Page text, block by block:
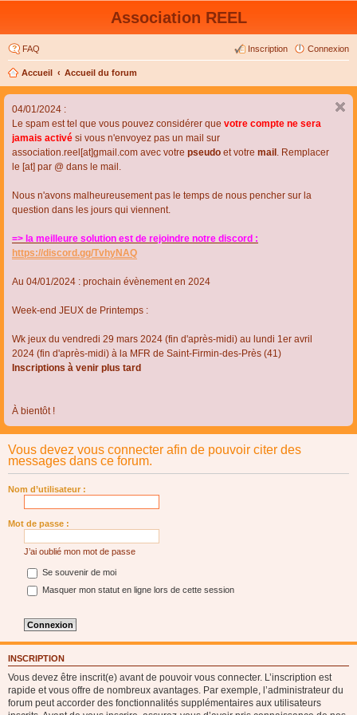
Association REEL
FAQ Connexion
Inscription
Accueil Accueil du forum
04/01/2024 :
Le spam est tel que vous pouvez considérer que votre compte ne sera
jamais activé si vous n'envoyez pas un mail sur
association.reel[at]gmail.com avec votre pseudo et votre mail . Remplacer
le [at] par @ dans le mail.
Nous n'avons malheureusement pas le temps de nous pencher sur la
question dans les jours qui viennent.
=> la meilleure solution est de rejoindre notre discord :
https://discord.gg/TvhyNAQ
Au 04/01/2024 : prochain évènement en 2024
Week-end JEUX de Printemps :
Wk jeux du vendredi 29 mars 2024 (fin d'après-midi) au lundi 1er avril
2024 (fin d'après-midi) à la MFR de Saint-Firmin-des-Près (41)
Inscriptions à venir plus tard
À bientôt !
Vous devez vous connecter afin de pouvoir citer des
messages dans ce forum.
Nom d’utilisateur :
Mot de passe :
J’ai oublié mon mot de passe
Se souvenir de moi
Masquer mon statut en ligne lors de cette session
INSCRIPTION
Vous devez être inscrit(e) avant de pouvoir vous connecter. L’inscription est
rapide et vous offre de nombreux avantages. Par exemple, l’administrateur du
forum peut accorder des fonctionnalités supplémentaires aux utilisateurs